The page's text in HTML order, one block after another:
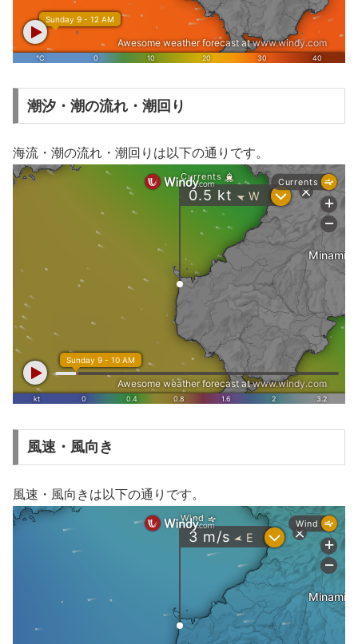
潮汐・潮の流れ・潮回り
海流・潮の流れ・潮回りは以下の通りです。
風速・風向き
風速・風向きは以下の通りです。